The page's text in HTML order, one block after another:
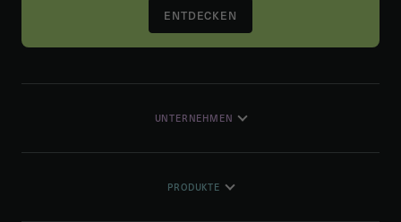
ENTDECKEN
UNTERNEHMEN
PRODUKTE